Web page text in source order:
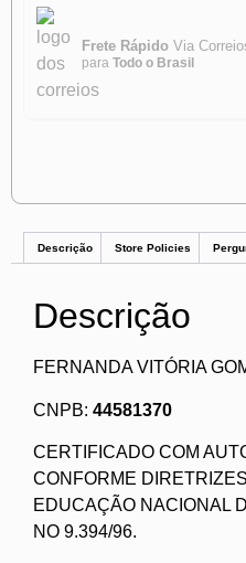
Frete Rápido Via
para Todo o Brasil
Descrição Store Policies
Descrição
FERNANDA VITÓRIA
CNPB: 44581370
CERTIFICADO COM
CONFORME
EDUCAÇÃO NACIONAL
NO 9.394/96.